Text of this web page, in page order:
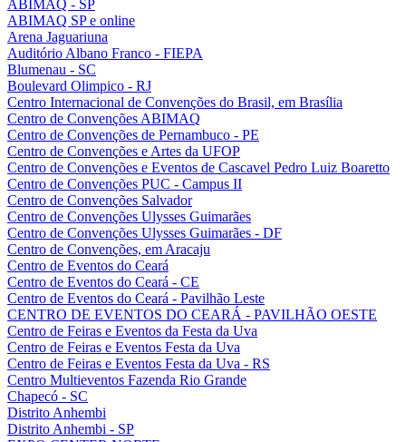
ABIMAQ - SP
ABIMAQ SP e online
Arena Jaguariuna
Auditório Albano Franco - FIEPA
Blumenau - SC
Boulevard Olimpico - RJ
Centro Internacional de Convenções do Brasil, em Brasília
Centro de Convenções ABIMAQ
Centro de Convenções de Pernambuco - PE
Centro de Convenções e Artes da UFOP
Centro de Convenções e Eventos de Cascavel Pedro Luiz Boaretto
Centro de Convenções PUC - Campus II
Centro de Convenções Salvador
Centro de Convenções Ulysses Guimarães
Centro de Convenções Ulysses Guimarães - DF
Centro de Convenções, em Aracaju
Centro de Eventos do Ceará
Centro de Eventos do Ceará - CE
Centro de Eventos do Ceará - Pavilhão Leste
CENTRO DE EVENTOS DO CEARÁ - PAVILHÃO OESTE
Centro de Feiras e Eventos da Festa da Uva
Centro de Feiras e Eventos Festa da Uva
Centro de Feiras e Eventos Festa da Uva - RS
Centro Multieventos Fazenda Rio Grande
Chapecó - SC
Distrito Anhembi
Distrito Anhembi - SP